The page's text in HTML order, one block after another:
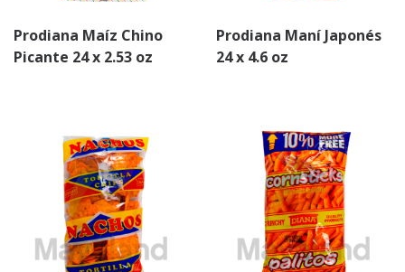
Prodiana Maíz Chino
Picante 24 x 2.53 oz
Prodiana Maní Japonés
24 x 4.6 oz